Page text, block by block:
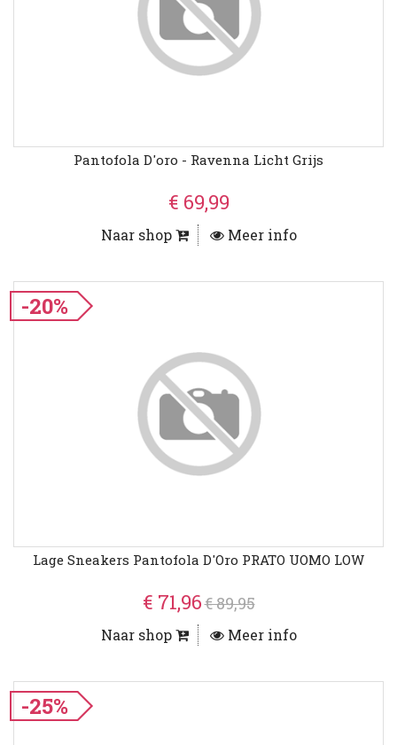
Pantofola D'oro - Ravenna Licht Grijs
€ 69,99
Naar shop Meer info
-20%
Lage Sneakers Pantofola D'Oro PRATO UOMO LOW
€ 71,96€ 89,95
Naar shop Meer info
-25%